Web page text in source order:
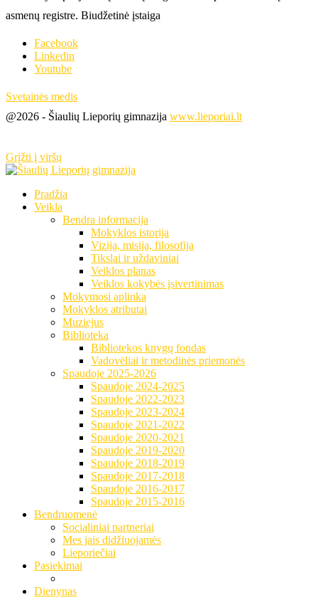
asmenų registre. Biudžetinė įstaiga
Facebook
Linkedin
Youtube
Svetainės medis
@2026 - Šiaulių Lieporių gimnazija www.lieporiai.lt
Grįžti į viršų
Pradžia
Veikla
Bendra informacija
Mokyklos istorija
Vizija, misija, filosofija
Tikslai ir uždaviniai
Veiklos planas
Veiklos kokybės įsivertinimas
Mokymosi aplinka
Mokyklos atributai
Muziejus
Biblioteka
Bibliotekos knygų fondas
Vadovėliai ir metodinės priemonės
Spaudoje 2025-2026
Spaudoje 2024-2025
Spaudoje 2022-2023
Spaudoje 2023-2024
Spaudoje 2021-2022
Spaudoje 2020-2021
Spaudoje 2019-2020
Spaudoje 2018-2019
Spaudoje 2017-2018
Spaudoje 2016-2017
Spaudoje 2015-2016
Bendruomenė
Socialiniai partneriai
Mes jais didžiuojamės
Lieporiečiai
Pasiekimai
Dienynas